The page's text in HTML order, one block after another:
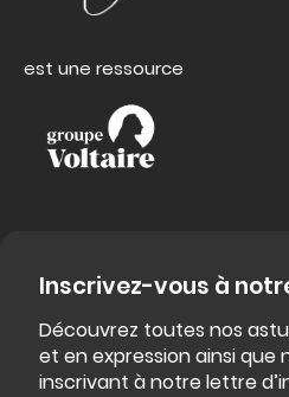
est une ressource
Inscrivez-vous à
Découvrez toutes nos
et en expression ainsi que
inscrivant à notre lettre